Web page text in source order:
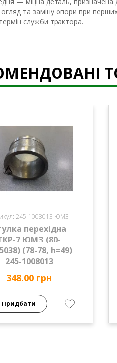
та заміну опори при
служби трактора.
245-1008013 ЮМЗ
перехідна
7 ЮМЗ (80-
(78-78, h=49)
245-1008013
348.00 грн
Придбати